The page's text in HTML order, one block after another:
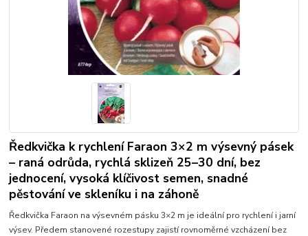
Ředkvička k rychlení Faraon 3×2 m výsevný pásek
– raná odrůda, rychlá sklizeň 25–30 dní, bez
jednocení, vysoká klíčivost semen, snadné
pěstování ve skleníku i na záhoně
Ředkvička Faraon na výsevném pásku 3×2 m je ideální pro rychlení i jarní
výsev. Předem stanovené rozestupy zajistí rovnoměrné vzcházení bez